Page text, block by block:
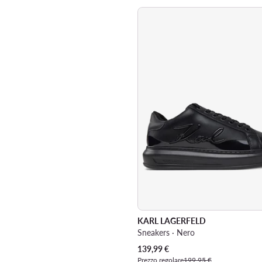
KARL LAGERFELD
Sneakers · Nero
Prezzo attuale
139,99€
Prezzo regolare199,95 €